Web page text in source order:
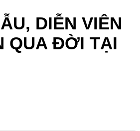
DIỄN VIÊN
QUA ĐỜI TẠI